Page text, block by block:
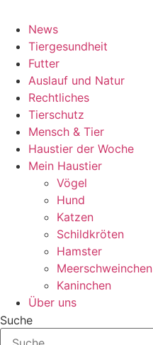
News
Tiergesundheit
Futter
Auslauf und Natur
Rechtliches
Tierschutz
Mensch & Tier
Haustier der Woche
Mein Haustier
Vögel
Hund
Katzen
Schildkröten
Hamster
Meerschweinchen
Kaninchen
Über uns
Suche